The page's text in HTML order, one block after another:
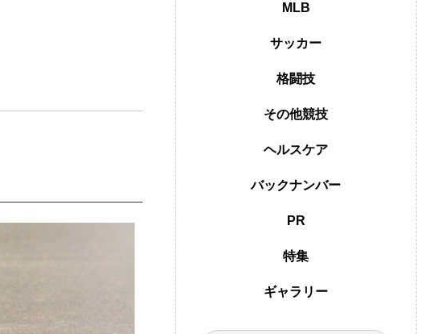
MLB
サッカー
格闘技
その他競技
ヘルスケア
バックナンバー
PR
特集
ギャラリー